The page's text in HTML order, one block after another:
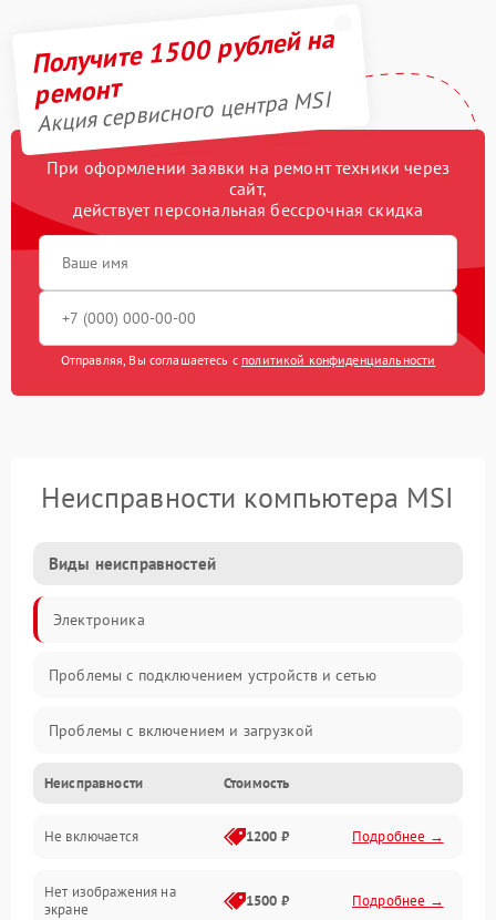
Получите 1500 рублей на
ремонт
Акция сервисного центра MSI
При оформлении заявки на ремонт техники через
сайт,
действует персональная бессрочная скидка
Отправляя, Вы соглашаетесь с политикой конфиденциальности
Неисправности компьютера MSI
Виды неисправностей
Электроника
Проблемы с подключением устройств и сетью
Проблемы с включением и загрузкой
Проблемы с изображением и монитором
Проблемы с производительностью и стабильностью
Прочие специфичные проблемы
Неисправности Стоимость
Не включается 1200 ₽ Подробнее →
Нет изображения на
экране
1500 ₽ Подробнее →